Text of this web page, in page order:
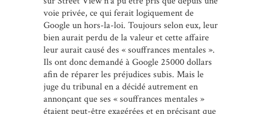
voie privée, ce qui ferait logiquement de
Google un hors-la-loi. Toujours selon eux, leur
bien aurait perdu de la valeur et cette affaire
leur aurait causé des « souffrances mentales ».
Ils ont donc demandé à Google 25000 dollars
afin de réparer les préjudices subis. Mais le
juge du tribunal en a décidé autrement en
annonçant que ses « souffrances mentales »
étaient peut-être exagérées et en précisant que